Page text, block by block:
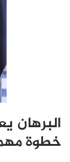
البرهان
خطوة